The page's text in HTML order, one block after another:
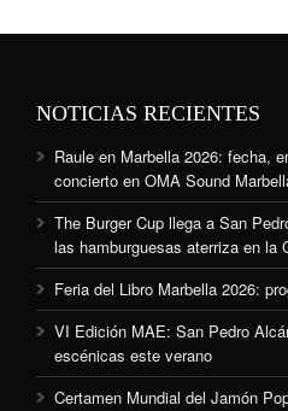
NOTICIAS RECIENTES
Raule en Marbella 2026: fecha,
concierto en OMA Sound
The Burger Cup llega a San
las hamburguesas aterriza en la
Feria del Libro Marbella 2026:
VI Edición MAE: San Pedro
escénicas este verano
Certamen Mundial del Jamón